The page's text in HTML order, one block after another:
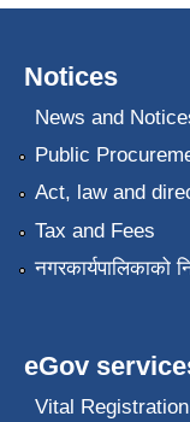
Notices
News and
Public
Act, law and
Tax and Fees
नगरकार्यपालिकाको
eGov
Vital Registration